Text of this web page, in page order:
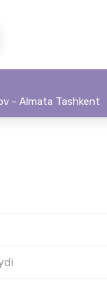
- Almata Tashkent